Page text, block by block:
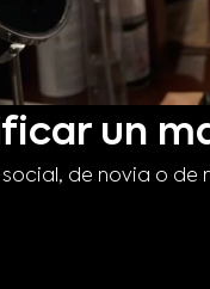
un
de novia o